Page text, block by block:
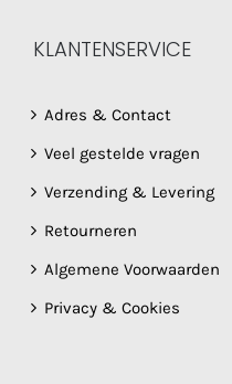
KLANTENSERVICE
Adres & Contact
Veel gestelde vragen
Verzending & Levering
Retourneren
Algemene Voorwaarden
Privacy & Cookies